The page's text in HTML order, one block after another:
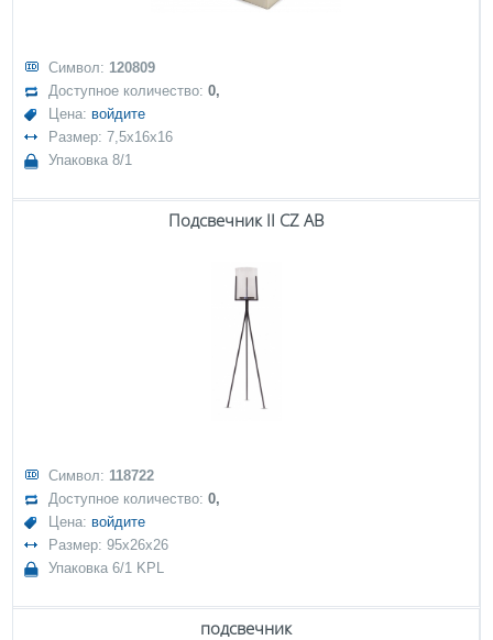
Символ: 120809
Доступное количество:0,
Цена: войдите
Размер: 7,5x16x16
Упаковка 8/1
Подсвечник II CZ AB
Символ: 118722
Доступное количество:0,
Цена: войдите
Размер: 95x26x26
Упаковка 6/1 KPL
подсвечник